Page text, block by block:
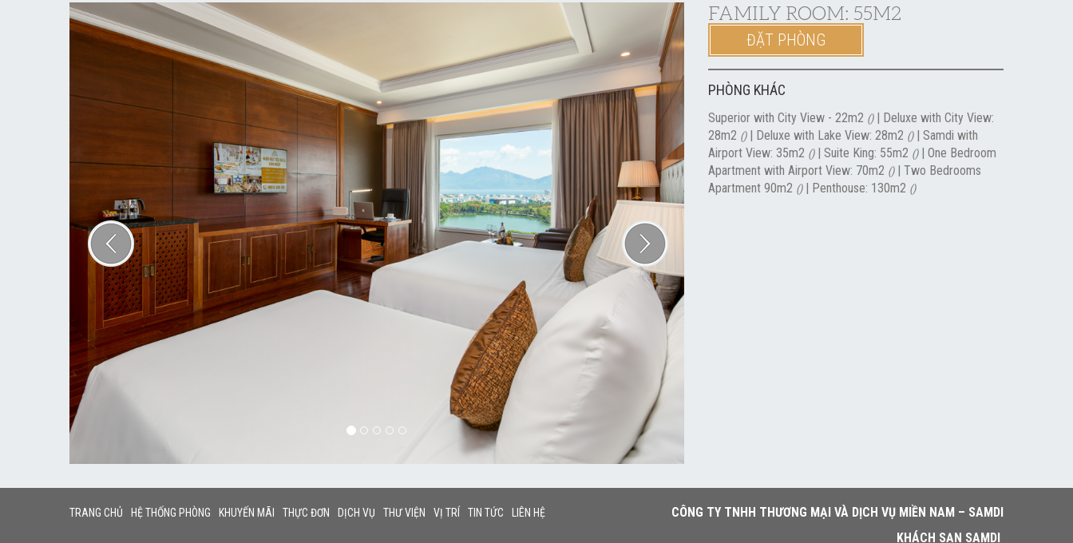
Previous Next FAMILY ROOM: 55M2
ĐẶT PHÒNG
PHÒNG KHÁC
Superior with City View - 22m2 ()| Deluxe with City View:
28m2 ()| Deluxe with Lake View: 28m2 ()| Samdi with
Airport View: 35m2 ()| Suite King: 55m2 ()| One Bedroom
Apartment with Airport View: 70m2 ()| Two Bedrooms
Apartment 90m2 ()| Penthouse: 130m2 ()
TRANG CHỦ HỆ THỐNG PHÒNG KHUYẾN MÃI THỰC ĐƠN DỊCH VỤ THƯ VIỆN VỊ TRÍ TIN TỨC LIÊN HỆ
CÔNG TY TNHH THƯƠNG MẠI VÀ DỊCH VỤ MIỀN NAM – SAMDI
KHÁCH SẠN SAMDI